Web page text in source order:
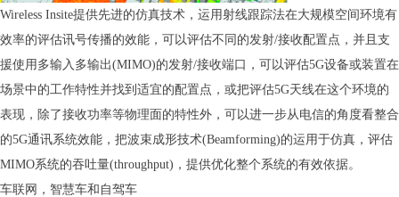
Wireless Insite提供先进的仿真技术，运用射线跟踪法在大规模空间环境有
效率的评估讯号传播的效能，可以评估不同的发射/接收配置点，并且支
援使用多输入多输出(MIMO)的发射/接收端口，可以评估5G设备或装置在
场景中的工作特性并找到适宜的配置点，或把评估5G天线在这个环境的
表现，除了接收功率等物理面的特性外，可以进一步从电信的角度看整合
的5G通讯系统效能，把波束成形技术(Beamforming)的运用于仿真，评估
MIMO系统的吞吐量(throughput)，提供优化整个系统的有效依据。
车联网，智慧车和自驾车